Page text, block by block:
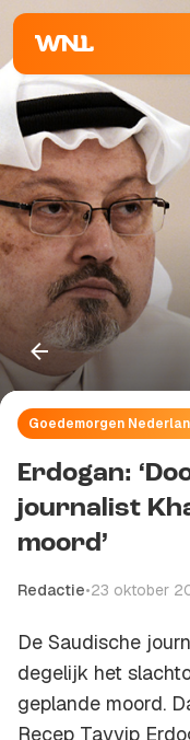
Goedemorgen
Erdogan:
journalist
moord’
Redactie•23 oktober
De Saudische
degelijk het
geplande moord.
Recep Tayyip